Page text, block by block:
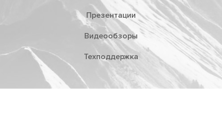
Презентации
Видеообзоры
Техподдержка